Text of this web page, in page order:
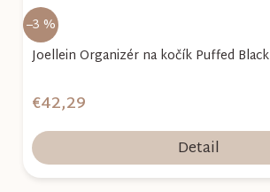
–3 %
Joellein Organizér na kočík Puffed Black
€42,29
Detail